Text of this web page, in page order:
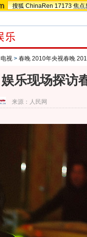
搜狐 ChinaRen 17173 焦点
电视 > 春晚 2010年央视春晚
娱乐现场探访
来源： 人民网